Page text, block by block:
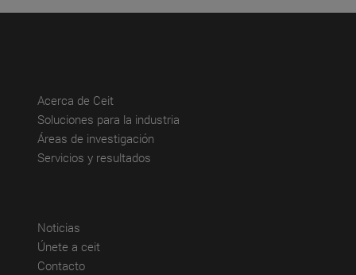
Acerca de Ceit(abre en nueva ventana)
Soluciones para la industria
Áreas de investigación
Servicios y resultados
Noticias
Únete a ceit(abre en nueva ventana)
Contacto(abre en nueva ventana)